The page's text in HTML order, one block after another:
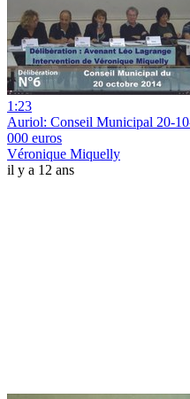
1:23
Auriol: Conseil Municipal 20-
000 euros
Véronique Miquelly
il y a 12 ans